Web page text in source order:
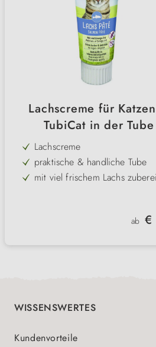
Lachscreme für
TubiCat in der Tube
Lachscreme
praktische & handliche Tube
mit viel frischem Lachs
Ergänzungsfuttermittel fürab €
WISSENSWERTES
Kundenvorteile